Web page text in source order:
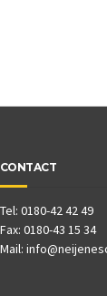
CONTACT
Tel: 0180-42 42 49
Fax: 0180-43 15 34
Mail: